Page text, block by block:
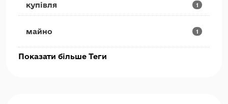
купівля 1
майно 1
Показати більше Теги